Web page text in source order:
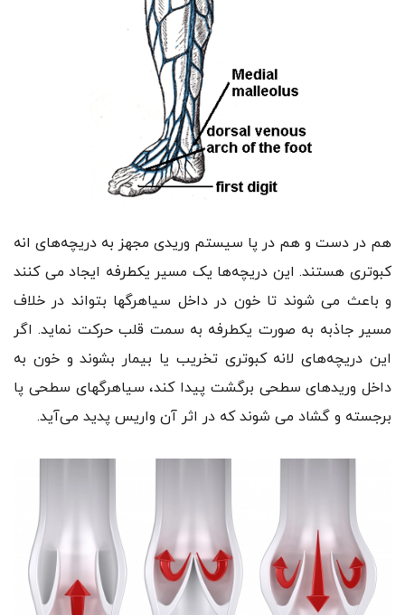
هم در دست و هم در پا سیستم وریدی مجهز به دریچه‌های انه
کبوتری هستند. این دریچه‌ها یک مسیر یکطرفه ایجاد می کنند
و باعث می شوند تا خون در داخل سیاهرگها بتواند در خلاف
مسیر جاذبه به صورت یکطرفه به سمت قلب حرکت نماید. اگر
این دریچه‌های لانه کبوتری تخریب یا بیمار بشوند و خون به
داخل وریدهای سطحی برگشت پیدا کند، سیاهرگهای سطحی پا
برجسته و گشاد می شوند که در اثر آن واریس پدید می‌آید.